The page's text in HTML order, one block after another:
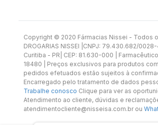
Copyright ©️ 2020 Fármacias Nissei - Todos
DROGARIAS NISSEI |CNPJ: 79.430.682/
Curitiba - PR| CEP: 81.630-000 |
18480 | Preços exclusivos para produtos
pedidos efetuados estão sujeitos à
Encarregado pelo tratamento de dados
Trabalhe conosco Clique para ver as
Atendimento ao cliente, dúvidas e
atendimentocliente@nisseisa.com.br ou